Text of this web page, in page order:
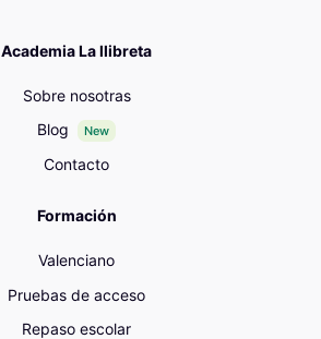
Academia La llibreta
Sobre nosotras
Blog
New
Contacto
Formación
Valenciano
Pruebas de acceso
Repaso escolar